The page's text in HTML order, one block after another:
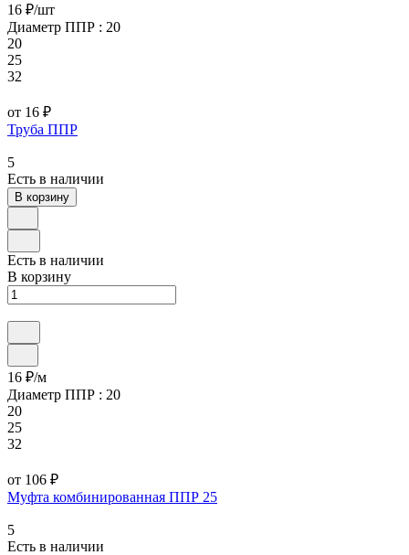
16 ₽/шт
Диаметр ППР : 20
20
25
32
от 16 ₽
Труба ППР
5
Есть в наличии
В корзину
Есть в наличии
В корзину
16 ₽/м
Диаметр ППР : 20
20
25
32
от 106 ₽
Муфта комбинированная ППР 25
5
Есть в наличии